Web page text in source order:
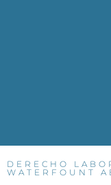
DERECHO
WATERFOUNT